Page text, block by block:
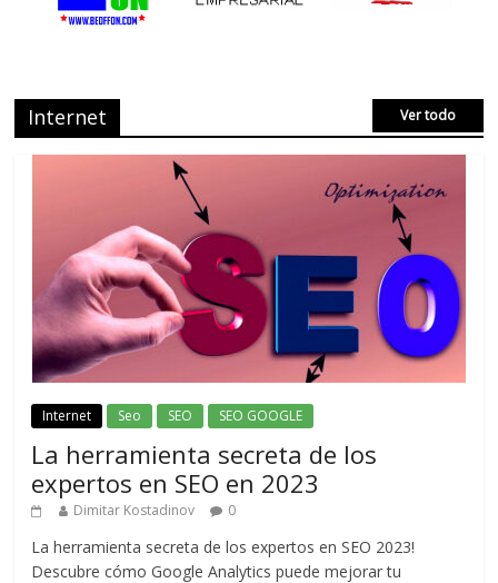
Internet Ver todo
Internet Seo SEO SEO GOOGLE
La herramienta secreta de los
expertos en SEO en 2023
Dimitar Kostadinov 0
La herramienta secreta de los expertos en SEO 2023!
Descubre cómo Google Analytics puede mejorar tu